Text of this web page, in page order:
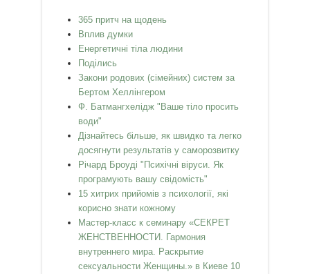
365 притч на щодень
Вплив думки
Енергетичні тіла людини
Поділись
Закони родових (сімейних) систем за
Бертом Хеллінгером
Ф. Батмангхелідж "Ваше тіло просить
води"
Дізнайтесь більше, як швидко та легко
досягнути результатів у саморозвитку
Річард Броуді "Психічні віруси. Як
програмують вашу свідомість"
15 хитрих прийомів з психології, які
корисно знати кожному
Мастер-класс к семинару «СЕКРЕТ
ЖЕНСТВЕННОСТИ. Гармония
внутреннего мира. Раскрытие
сексуальности Женщины.» в Киеве 10